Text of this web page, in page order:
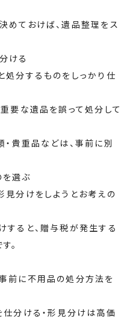
めておけば、遺品整理をス
ける
処分するものをしっかり仕
要な遺品を誤って処分して
貴重品などは、事前に別
選ぶ
見分けをしようとお考えの
すると、贈与税が発生する
。
前に不用品の処分方法を
仕分ける・形見分けは高価